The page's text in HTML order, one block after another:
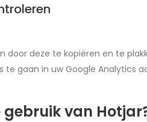
door deze te kopiëren en te
te gaan in uw Google Analytics
van